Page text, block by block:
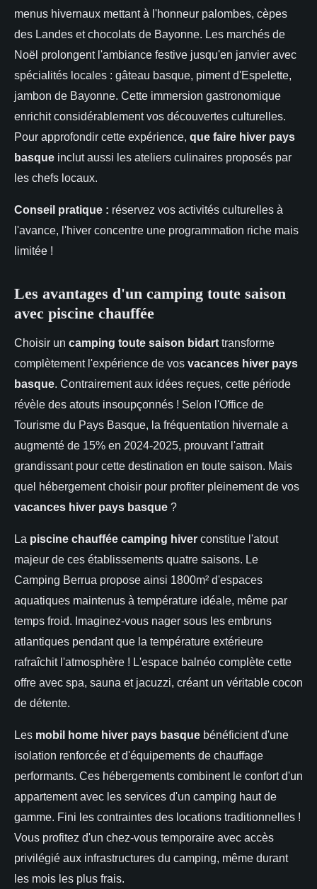
menus hivernaux mettant à l'honneur palombes, cèpes
des Landes et chocolats de Bayonne. Les marchés de
Noël prolongent l'ambiance festive jusqu'en janvier avec
spécialités locales : gâteau basque, piment d'Espelette,
jambon de Bayonne. Cette immersion gastronomique
enrichit considérablement vos découvertes culturelles.
Pour approfondir cette expérience, que faire hiver pays
basque inclut aussi les ateliers culinaires proposés par
les chefs locaux.
Conseil pratique : réservez vos activités culturelles à
l'avance, l'hiver concentre une programmation riche mais
limitée !
Les avantages d'un camping toute saison
avec piscine chauffée
Choisir un camping toute saison bidart transforme
complètement l'expérience de vos vacances hiver pays
basque . Contrairement aux idées reçues, cette période
révèle des atouts insoupçonnés ! Selon l'Office de
Tourisme du Pays Basque, la fréquentation hivernale a
augmenté de 15% en 2024-2025, prouvant l'attrait
grandissant pour cette destination en toute saison. Mais
quel hébergement choisir pour profiter pleinement de vos
vacances hiver pays basque ?
La piscine chauffée camping hiver constitue l'atout
majeur de ces établissements quatre saisons. Le
Camping Berrua propose ainsi 1800m² d'espaces
aquatiques maintenus à température idéale, même par
temps froid. Imaginez-vous nager sous les embruns
atlantiques pendant que la température extérieure
rafraîchit l'atmosphère ! L'espace balnéo complète cette
offre avec spa, sauna et jacuzzi, créant un véritable cocon
de détente.
Les mobil home hiver pays basque bénéficient d'une
isolation renforcée et d'équipements de chauffage
performants. Ces hébergements combinent le confort d'un
appartement avec les services d'un camping haut de
gamme. Fini les contraintes des locations traditionnelles !
Vous profitez d'un chez-vous temporaire avec accès
privilégié aux infrastructures du camping, même durant
les mois les plus frais.